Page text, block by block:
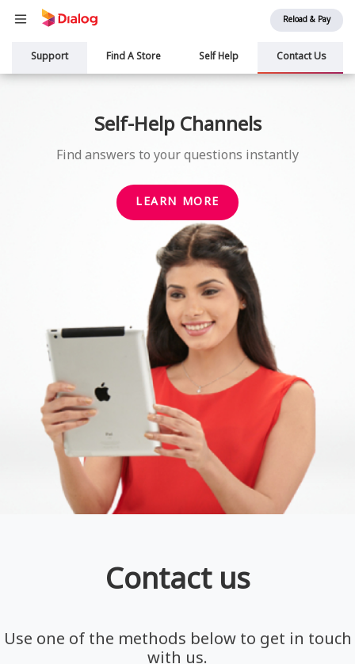
Reload & Pay
Main
navigation
Support Find A Store Self Help Contact Us
Self-Help Channels
Find answers to your questions instantly
LEARN MORE
Contact us
Use one of the methods below to get in touch
with us.